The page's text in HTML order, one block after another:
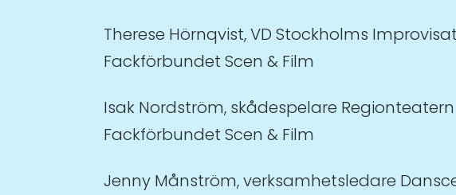
Therese Hörnqvist, VD Stockholms
Fackförbundet Scen & Film
Isak Nordström, skådespelare
Fackförbundet Scen & Film
Jenny Månström, verksamhetsledare